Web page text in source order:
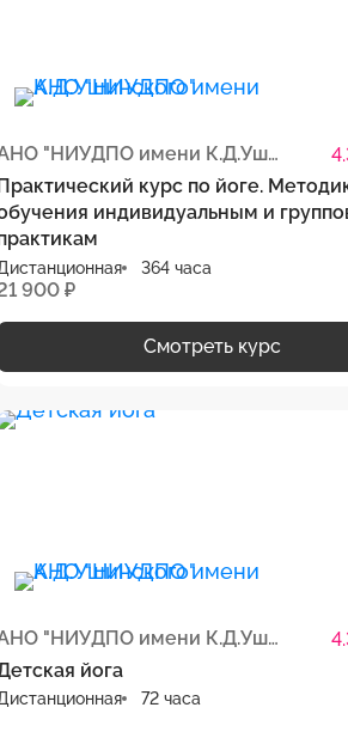
АНО "НИУДПО имени К.Д.Ушинского"
Практический курс по йоге.
индивидуальным и
364 часа
900 ₽
Смотреть курс
АНО "НИУДПО имени К.Д.Ушинского"
йога
72 часа